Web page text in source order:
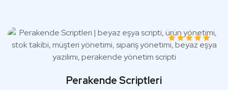
Perakende Scriptleri